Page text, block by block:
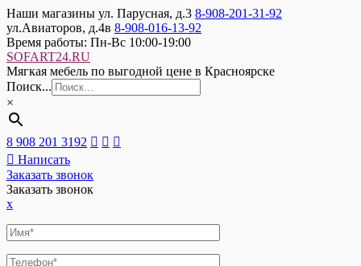
Наши магазины ул. Парусная, д.3 8-908-201-31-92
ул.Авиаторов, д.4в 8-908-016-13-92
Время работы: Пн-Вс 10:00-19:00
SOFART24.RU
Мягкая мебель по выгодной цене в Красноярске
Поиск...
×
8 908 201 3192
Написать
Заказать звонок
Заказать звонок
x